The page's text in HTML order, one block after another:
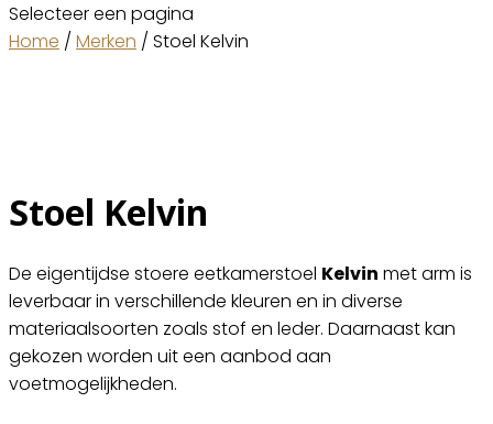
Selecteer een pagina
Home / Merken / Stoel Kelvin
Stoel Kelvin
De eigentijdse stoere eetkamerstoel Kelvin met arm is
leverbaar in verschillende kleuren en in diverse
materiaalsoorten zoals stof en leder. Daarnaast kan
gekozen worden uit een aanbod aan
voetmogelijkheden.